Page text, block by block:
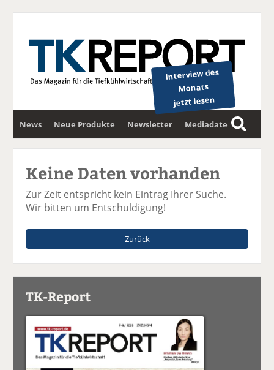
Interview des
Monats
jetzt lesen
News Neue Produkte Newsletter Mediadaten
S
u
Keine Daten vorhanden
Zur Zeit entspricht kein Eintrag Ihrer Suche.
Wir bitten um Entschuldigung!
Zurück
TK-Report